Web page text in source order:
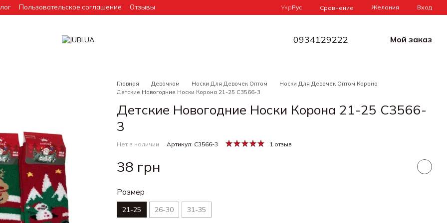
Пользовательское соглашение
Отзывы
УкрРус Сравнение Желания Вход
0934129222 Мой заказ
Главная Девочкам Носки Для Девочек Оптом
Носки Для Девочек Оптом Корона
Детские Новогодние Носки Корона 21-25 C3566-3
Детские Новогодние Носки Корона 21-25 C3566-
3
Нет в наличии Артикул: C3566-3 1 отзыв
38 грн
Размер
21-25 26-30 31-35